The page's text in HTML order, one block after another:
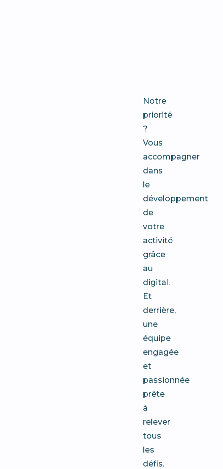
Notre
priorité
?
Vous
accompagner
dans
le
développement
de
votre
activité
grâce
au
digital.
Et
derrière,
une
équipe
engagée
et
passionnée
prête
à
relever
tous
les
défis.